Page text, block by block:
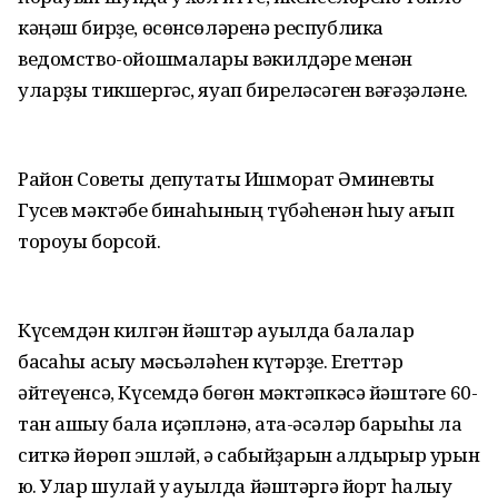
кәңәш бирҙе, өсөнсөләренә республика
ведомство-ойошмалары вәкилдәре менән
уларҙы тикшергәс, яуап биреләсәген вәғәҙәләне.
Район Советы депутаты Ишморат Әминевты
Гусев мәктәбе бинаһының түбәһенән һыу ағып
тороуы борсой.
Күсемдән килгән йәштәр ауылда балалар
баҡсаһы асыу мәсьәләһен күтәрҙе. Егеттәр
әйтеүенсә, Күсемдә бөгөн мәктәпкәсә йәштәге 60-
тан ашыу бала иҫәпләнә, ата-әсәләр барыһы ла
ситкә йөрөп эшләй, ә сабыйҙарын ҡалдырыр урын
юҡ. Улар шулай уҡ ауылда йәштәргә йорт һалыу